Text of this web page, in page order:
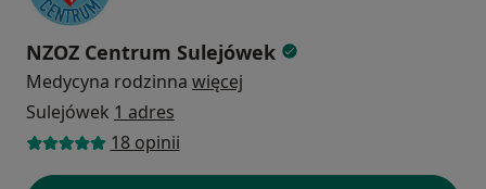
NZOZ Centrum Sulejówek
Medycyna rodzinna więcej
Sulejówek 1 adres
18 opinii